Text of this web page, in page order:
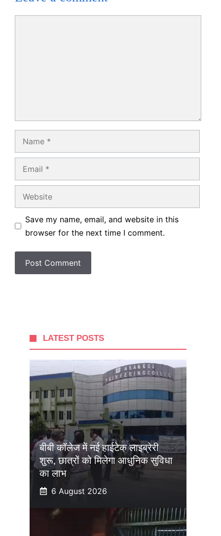
Save my name, email, and website in this
browser for the next time I comment.
LATEST POSTS
बीबी कॉलेज में नई हाईटेक लाइब्रेरी
शुरू, छात्रों को मिलेगा आधुनिक सुविधा
का लाभ
6 August 2026